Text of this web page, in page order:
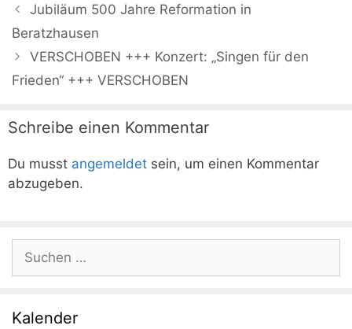
Jubiläum 500 Jahre Reformation in
Beratzhausen
VERSCHOBEN +++ Konzert: „Singen für den
Frieden“ +++ VERSCHOBEN
Schreibe einen Kommentar
Du musst angemeldet sein, um einen Kommentar
abzugeben.
Suchen
nach:
Kalender